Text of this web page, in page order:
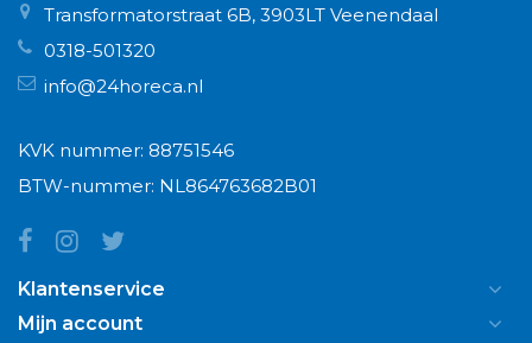
Transformatorstraat 6B, 3903LT Veenendaal
0318-501320
info@24horeca.nl
KVK nummer: 88751546
BTW-nummer: NL864763682B01
Klantenservice
Mijn account